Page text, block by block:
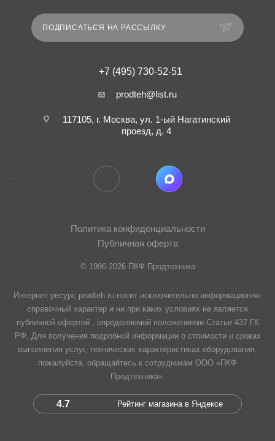
ПОДПИСАТЬСЯ НА РАССЫЛКУ
+7 (495) 730-52-51
prodteh@list.ru
117105, г. Москва, ул. 1-ый Нагатинский
проезд, д. 4
Политика конфиденциальности
Публичная оферта
© 1996-2026 ПКФ Продтехника
Интернет ресурс prodteh.ru носит исключительно информационно-
справочный характер и ни при каких условиях не является
публичной офертой , определяемой положениями Статьи 437 ГК
РФ. Для получения подробной информации о стоимости и сроках
выполнения услуг, технических характеристиках оборудования,
пожалуйста, обращайтесь к сотрудникам ООО «ПКФ
Продтехника».
4.7 Рейтинг магазина в Яндексе